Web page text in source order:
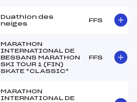
Duathlon des
neiges
FFS
MARATHON
INTERNATIONAL DE
BESSANS MARATHON
SKI TOUR 1 (FIN)
SKATE *CLASSIC*
FFS
MARATHON
INTERNATIONAL DE